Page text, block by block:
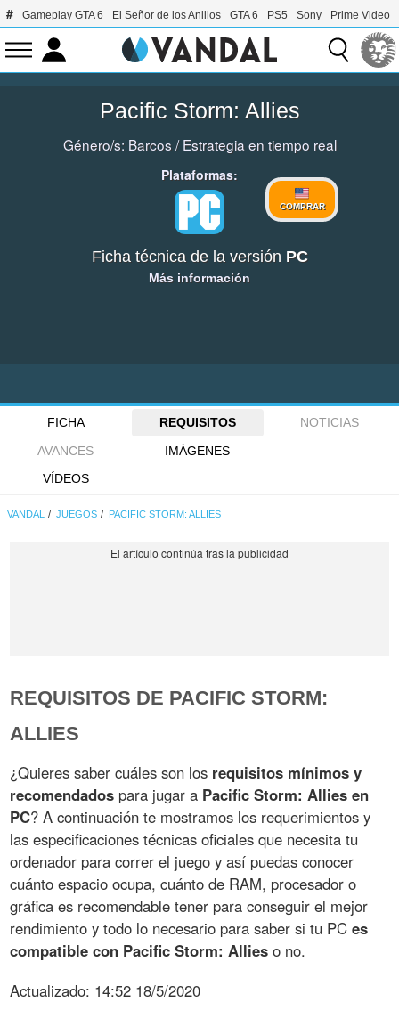
Gameplay GTA 6 El Señor de los Anillos GTA 6 PS5 Sony Prime Video
Pacific Storm: Allies
Género/s: Barcos/Estrategia en tiempo real
Plataformas:
COMPRAR
Ficha técnica de la versión PC
Más información
FICHA REQUISITOS
NOTICIAS
AVANCES
IMÁGENES
VÍDEOS
VANDAL JUEGOS PACIFIC STORM: ALLIES
REQUISITOS DE PACIFIC STORM:
ALLIES
¿Quieres saber cuáles son los requisitos mínimos y
recomendados para jugar a Pacific Storm: Allies en
PC? A continuación te mostramos los requerimientos y
las especificaciones técnicas oficiales que necesita tu
ordenador para correr el juego y así puedas conocer
cuánto espacio ocupa, cuánto de RAM, procesador o
gráfica es recomendable tener para conseguir el mejor
rendimiento y todo lo necesario para saber si tu PCes
compatible con Pacific Storm: Allies o no.
Actualizado: 14:52 18/5/2020